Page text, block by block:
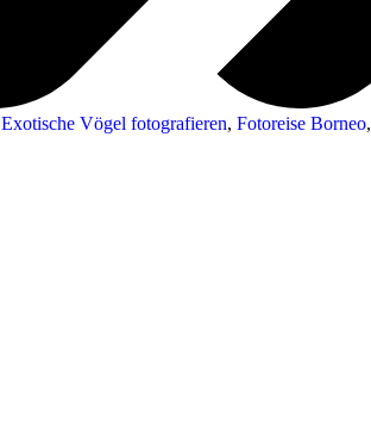
Exotische Vögel fotografieren, Fotoreise Borneo,